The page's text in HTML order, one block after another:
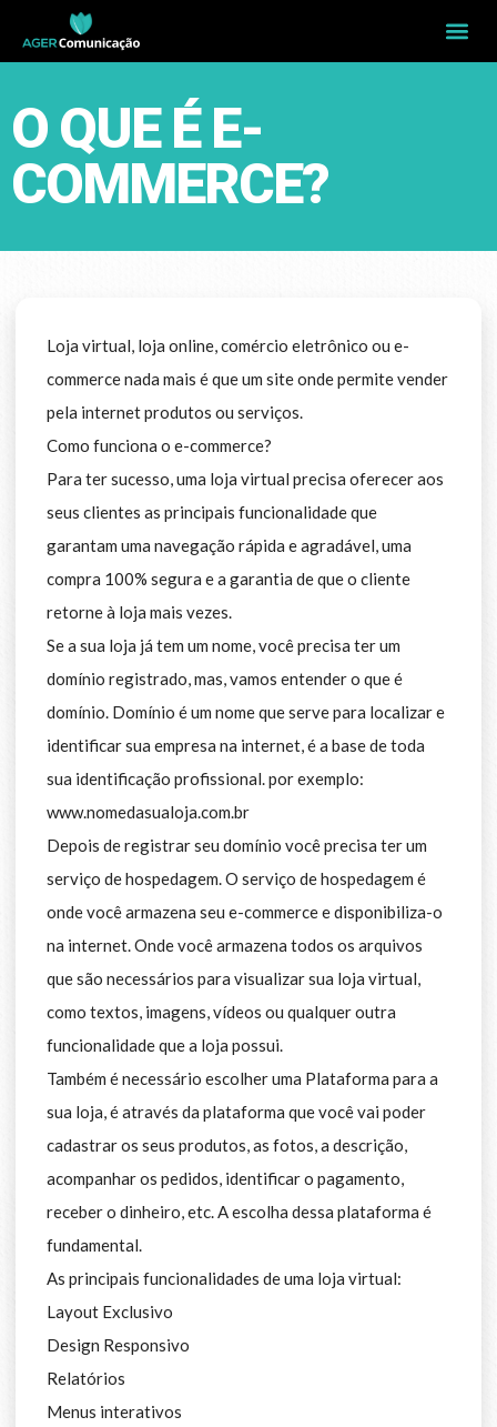
O QUE É E-
COMMERCE?
Loja virtual, loja online, comércio eletrônico ou e-
commerce nada mais é que um site onde permite vender
pela internet produtos ou serviços.
Como funciona o e-commerce?
Para ter sucesso, uma loja virtual precisa oferecer aos
seus clientes as principais funcionalidade que
garantam uma navegação rápida e agradável, uma
compra 100% segura e a garantia de que o cliente
retorne à loja mais vezes.
Se a sua loja já tem um nome, você precisa ter um
domínio registrado, mas, vamos entender o que é
domínio. Domínio é um nome que serve para localizar e
identificar sua empresa na internet, é a base de toda
sua identificação profissional. por exemplo:
www.nomedasualoja.com.br
Depois de registrar seu domínio você precisa ter um
serviço de hospedagem. O serviço de hospedagem é
onde você armazena seu e-commerce e disponibiliza-o
na internet. Onde você armazena todos os arquivos
que são necessários para visualizar sua loja virtual,
como textos, imagens, vídeos ou qualquer outra
funcionalidade que a loja possui.
Também é necessário escolher uma Plataforma para a
sua loja, é através da plataforma que você vai poder
cadastrar os seus produtos, as fotos, a descrição,
acompanhar os pedidos, identificar o pagamento,
receber o dinheiro, etc. A escolha dessa plataforma é
fundamental.
As principais funcionalidades de uma loja virtual:
Layout Exclusivo
Design Responsivo
Relatórios
Menus interativos